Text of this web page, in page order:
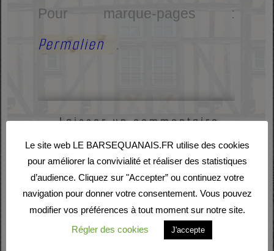
Pour marque-pages :
Permalien .
Laisser un commentaire
Votre adresse e-mail ne
sera pas publiée.
Les
champs obligatoires sont
Le site web LE BARSEQUANAIS.FR utilise des cookies
pour améliorer la convivialité et réaliser des statistiques
d’audience. Cliquez sur "Accepter” ou continuez votre
navigation pour donner votre consentement. Vous pouvez
modifier vos préférences à tout moment sur notre site.
Régler des cookies
J'accepte